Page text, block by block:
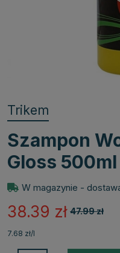
Trikem
Szampon
Gloss 500ml
W magazynie -
47.99zł
38.39 zł
7.68 zł/l